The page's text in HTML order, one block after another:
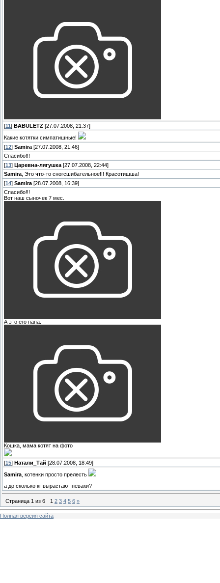
[11] BABULETZ [27.07.2008, 21:37]
Какие котятки симпатишные!
[12] Samira [27.07.2008, 21:46]
Спасибо!!!
[13] Царевна-лягушка [27.07.2008, 22:44]
Samira , Это что-то сногсшибательное!!! Красотишша!
[14] Samira [28.07.2008, 16:39]
Спасибо!!!
Вот наш сыночек 7 мес.
А это его папа.
Кошка, мама котят на фото
[15] Натали_Тай [28.07.2008, 18:49]
Samira , котенки просто прелесть
а до сколько кг вырастают неваки?
Страница 1 из 6 1 2 3 4 5 6 »
Полная версия сайта